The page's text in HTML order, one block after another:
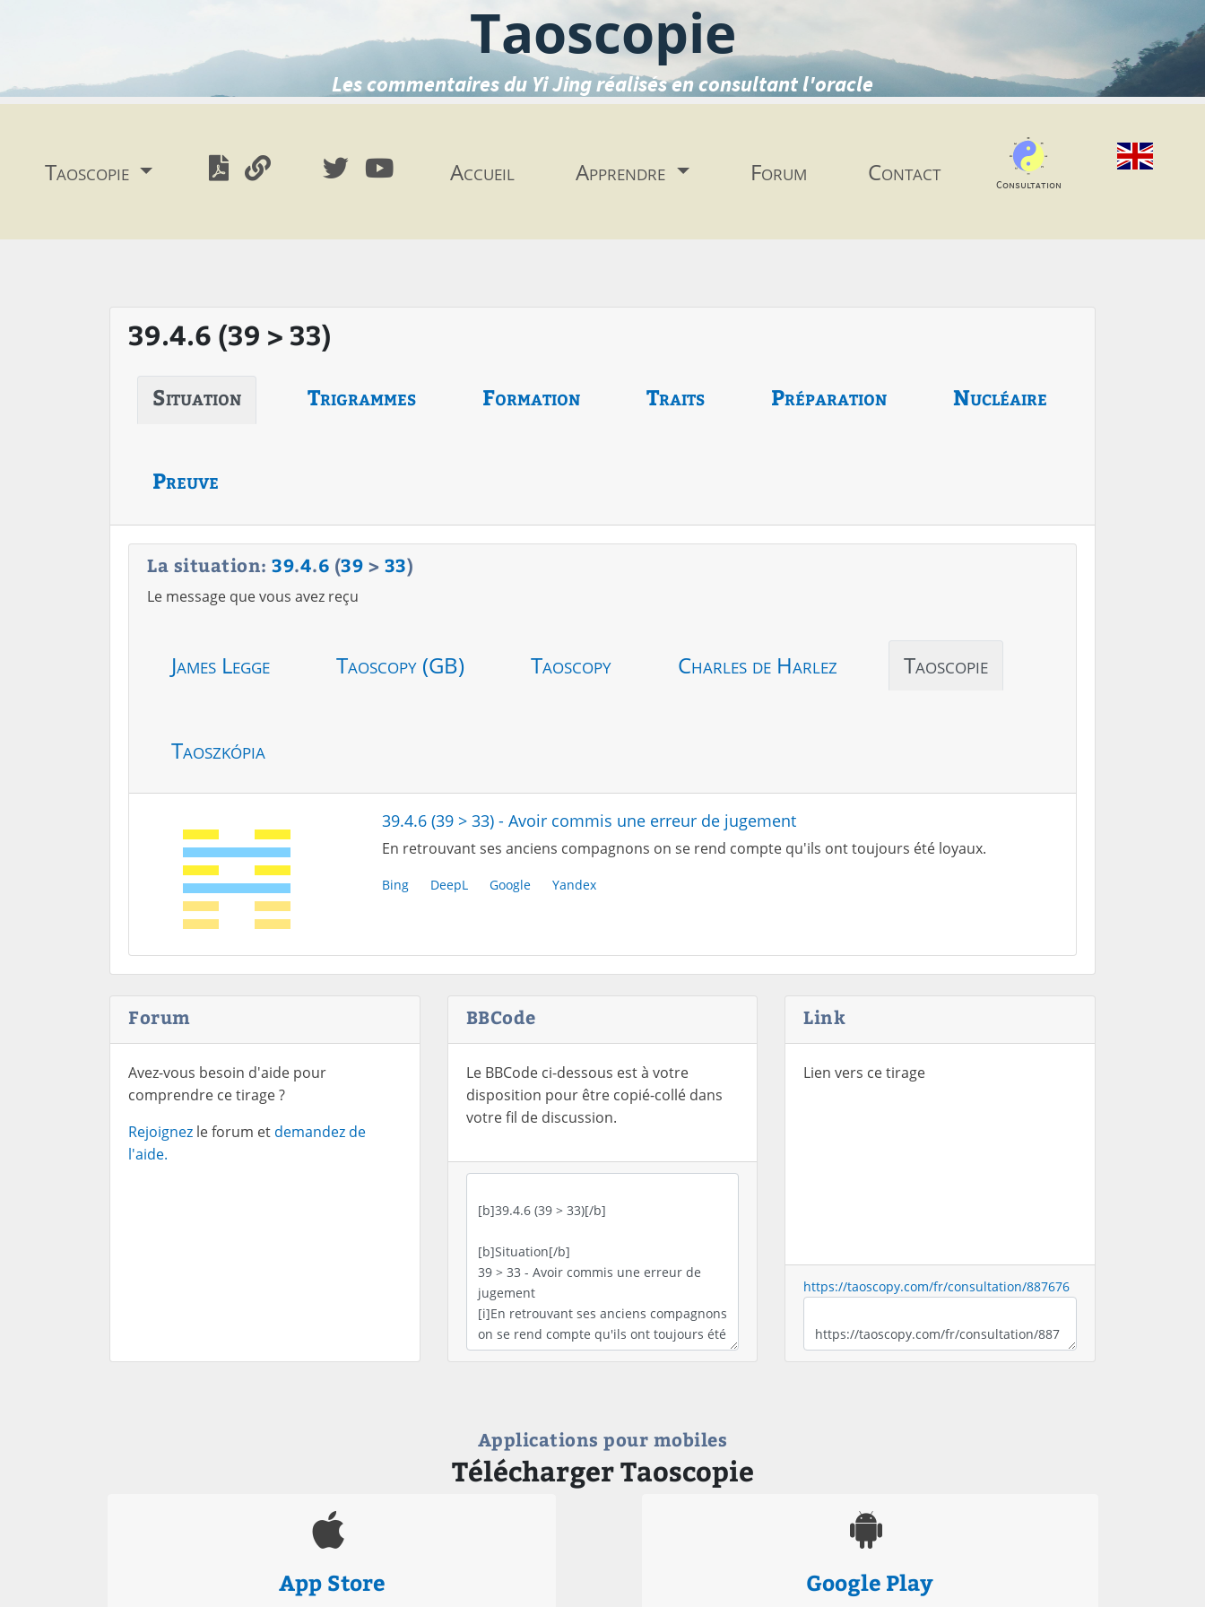
Taoscopie
Les commentaires du Yi Jing réalisés en consultant l'oracle
Taoscopie Accueil Apprendre Forum Contact Consultation
39.4.6 (39 > 33)
Situation Trigrammes Formation Traits Préparation Nucléaire
Preuve
La situation: 39.4.6 (39 > 33)
Le message que vous avez reçu
James Legge Taoscopy (GB) Taoscopy Charles de Harlez Taoscopie
Taoszkópia
39.4.6 (39 > 33) - Avoir commis une erreur de jugement
En retrouvant ses anciens compagnons on se rend compte qu'ils ont toujours été loyaux.
Bing DeepL Google Yandex
Forum
Avez-vous besoin d'aide pour
comprendre ce tirage ?
Rejoignez le forum et demandez de
l'aide.
BBCode
Le BBCode ci-dessous est à votre
disposition pour être copié-collé dans
votre fil de discussion.
Link
Lien vers ce tirage
https://taoscopy.com/fr/consultation/887676
Applications pour mobiles
Télécharger Taoscopie
App Store Google Play